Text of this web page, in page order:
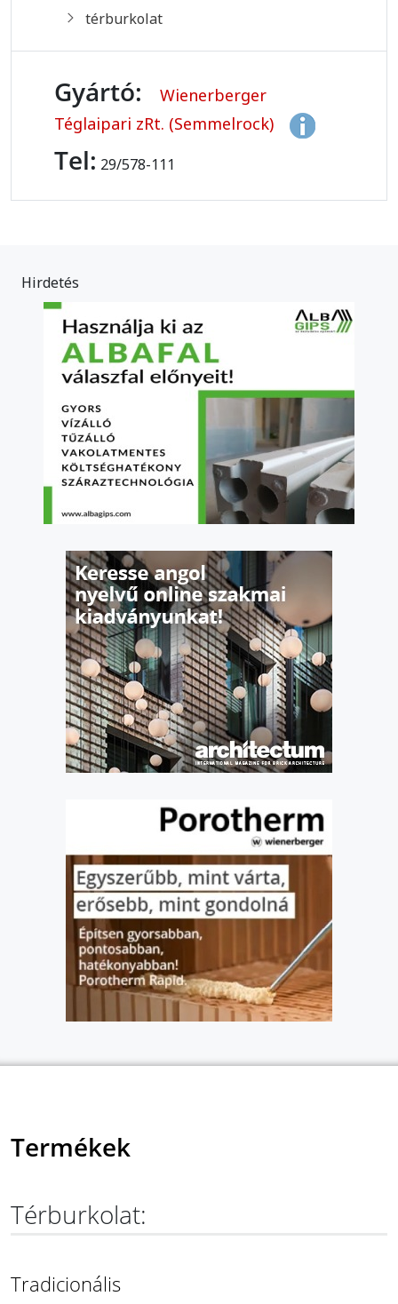
térburkolat
Gyártó:
Wienerberger
Téglaipari zRt. (Semmelrock)
Tel: 29/578-111
Hirdetés
Termékek
Térburkolat:
Tradicionális